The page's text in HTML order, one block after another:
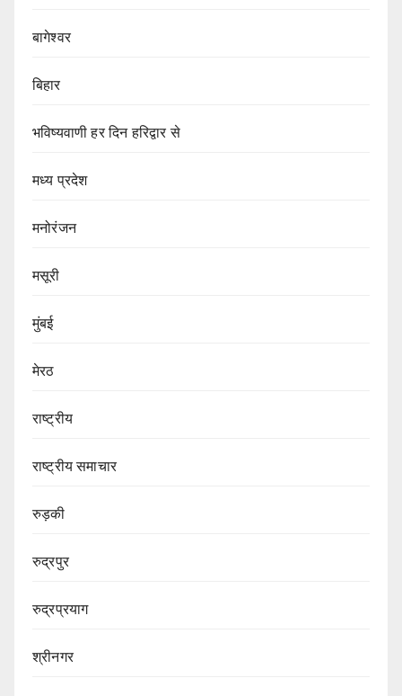
बागेश्वर
बिहार
भविष्यवाणी हर दिन हरिद्वार से
मध्य प्रदेश
मनोरंजन
मसूरी
मुंबई
मेरठ
राष्ट्रीय
राष्ट्रीय समाचार
रुड़की
रुद्रपुर
रुद्रप्रयाग
श्रीनगर